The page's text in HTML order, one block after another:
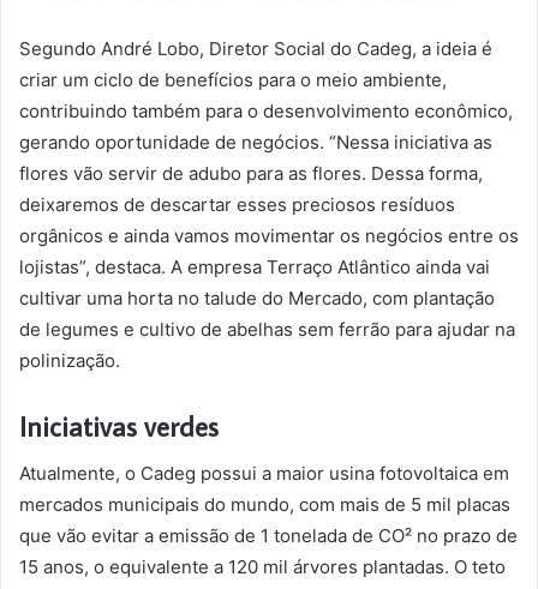
Segundo André Lobo, Diretor Social do Cadeg, a ideia é
criar um ciclo de benefícios para o meio ambiente,
contribuindo também para o desenvolvimento econômico,
gerando oportunidade de negócios. “Nessa iniciativa as
flores vão servir de adubo para as flores. Dessa forma,
deixaremos de descartar esses preciosos resíduos
orgânicos e ainda vamos movimentar os negócios entre os
lojistas”, destaca. A empresa Terraço Atlântico ainda vai
cultivar uma horta no talude do Mercado, com plantação
de legumes e cultivo de abelhas sem ferrão para ajudar na
polinização.
Iniciativas verdes
Atualmente, o Cadeg possui a maior usina fotovoltaica em
mercados municipais do mundo, com mais de 5 mil placas
que vão evitar a emissão de 1 tonelada de CO² no prazo de
15 anos, o equivalente a 120 mil árvores plantadas. O teto